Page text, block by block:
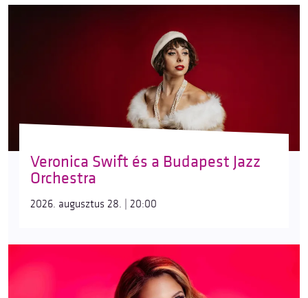
Veronica Swift és a Budapest Jazz
Orchestra
2026. augusztus 28. | 20:00